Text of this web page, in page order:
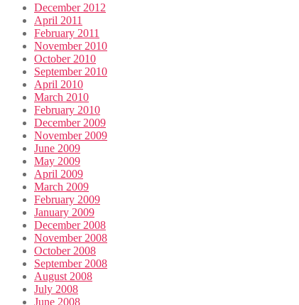
December 2012
April 2011
February 2011
November 2010
October 2010
September 2010
April 2010
March 2010
February 2010
December 2009
November 2009
June 2009
May 2009
April 2009
March 2009
February 2009
January 2009
December 2008
November 2008
October 2008
September 2008
August 2008
July 2008
June 2008